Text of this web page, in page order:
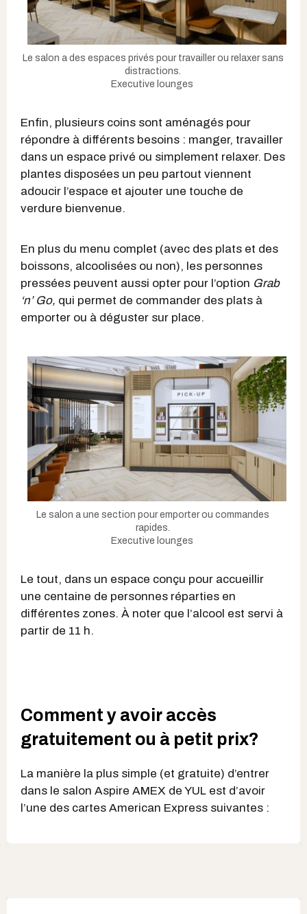
Le salon a des espaces privés pour travailler ou relaxer sans
distractions.
Executive lounges
Enfin, plusieurs coins sont aménagés pour
répondre à différents besoins : manger, travailler
dans un espace privé ou simplement relaxer. Des
plantes disposées un peu partout viennent
adoucir l’espace et ajouter une touche de
verdure bienvenue.
En plus du menu complet (avec des plats et des
boissons, alcoolisées ou non), les personnes
pressées peuvent aussi opter pour l’option Grab
‘n’ Go, qui permet de commander des plats à
emporter ou à déguster sur place.
Le salon a une section pour emporter ou commandes
rapides.
Executive lounges
Le tout, dans un espace conçu pour accueillir
une centaine de personnes réparties en
différentes zones. À noter que l’alcool est servi à
partir de 11 h.
Comment y avoir accès
gratuitement ou à petit prix?
La manière la plus simple (et gratuite) d’entrer
dans le salon Aspire AMEX de YUL est d’avoir
l’une des cartes American Express suivantes :